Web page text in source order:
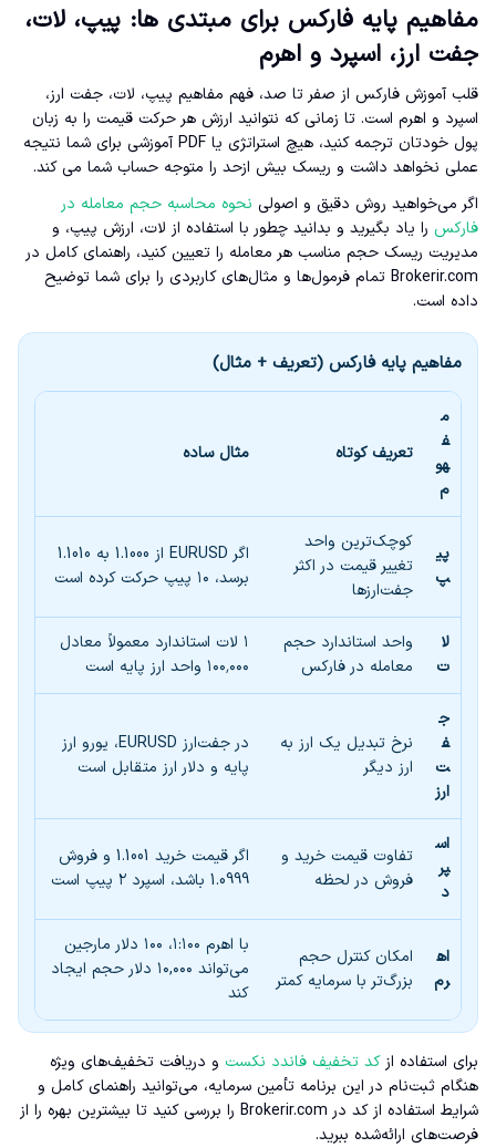
مفاهیم پایه فارکس برای مبتدی ها: پیپ، لات،
جفت ارز، اسپرد و اهرم
قلب آموزش فارکس از صفر تا صد، فهم مفاهیم پیپ، لات، جفت ارز،
اسپرد و اهرم است. تا زمانی که نتوانید ارزش هر حرکت قیمت را به زبان
پول خودتان ترجمه کنید، هیچ استراتژی یا PDF آموزشی برای شما نتیجه
عملی نخواهد داشت و ریسک بیش ازحد را متوجه حساب شما می کند.
اگر می‌خواهید روش دقیق و اصولی نحوه محاسبه حجم معامله در
فارکس را یاد بگیرید و بدانید چطور با استفاده از لات، ارزش پیپ، و
مدیریت ریسک حجم مناسب هر معامله را تعیین کنید، راهنمای کامل در
Brokerir.com تمام فرمول‌ها و مثال‌های کاربردی را برای شما توضیح
داده است.
مفاهیم پایه فارکس (تعریف + مثال)
م
ف
هو
م
تعریف کوتاه مثال ساده
پی
پ
کوچک‌ترین واحد
تغییر قیمت در اکثر
جفت‌ارزها
اگر EURUSD از 1.1000 به 1.1010
برسد، ۱۰ پیپ حرکت کرده است
لا
ت
واحد استاندارد حجم
معامله در فارکس
۱ لات استاندارد معمولاً معادل
۱۰۰٬۰۰۰ واحد ارز پایه است
ج
ف
ت‌
ارز
نرخ تبدیل یک ارز به
ارز دیگر
در جفت‌ارز EURUSD، یورو ارز
پایه و دلار ارز متقابل است
اس
پر
د
تفاوت قیمت خرید و
فروش در لحظه
اگر قیمت خرید 1.1001 و فروش
1.0999 باشد، اسپرد ۲ پیپ است
اه
رم
امکان کنترل حجم
بزرگ‌تر با سرمایه کمتر
با اهرم ۱:۱۰۰، ۱۰۰ دلار مارجین
می‌تواند ۱۰,۰۰۰ دلار حجم ایجاد
کند
برای استفاده از کد تخفیف فاندد نکست و دریافت تخفیف‌های ویژه
هنگام ثبت‌نام در این برنامه تأمین سرمایه، می‌توانید راهنمای کامل و
شرایط استفاده از کد در Brokerir.com را بررسی کنید تا بیشترین بهره را از
فرصت‌های ارائه‌شده ببرید.